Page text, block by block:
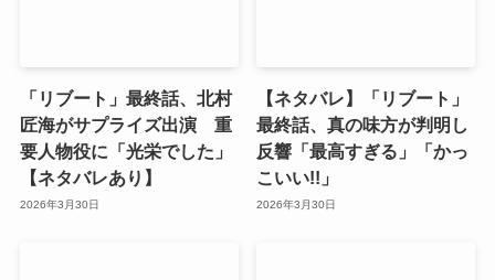
「リブート」最終話、北村
匠海がサプライズ出演 重
要人物役に「光栄でした」
【ネタバレあり】
2026年3月30日
【ネタバレ】「リブート」
最終話、真の味方が判明し
反響「最高すぎる」「かっ
こいい!!」
2026年3月30日